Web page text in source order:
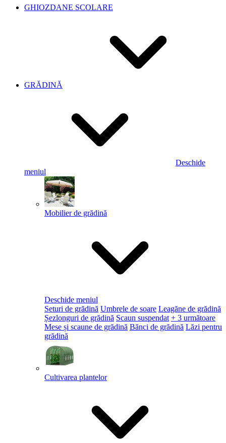
GHIOZDANE SCOLARE
GRĂDINĂ
Deschide
meniul
Mobilier de grădină
Deschide meniul
Seturi de grădină Umbrele de soare Leagăne de grădină
Șezlonguri de grădină Scaun suspendat + 3 următoare
Mese și scaune de grădină Bănci de grădină Lăzi pentru
grădină
Cultivarea plantelor